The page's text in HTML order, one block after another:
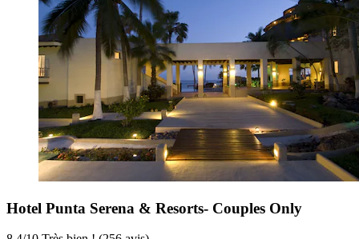
Hotel Punta Serena & Resorts- Couples Only